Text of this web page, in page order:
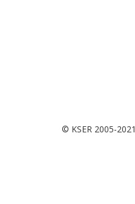
© KSER 2005-2021